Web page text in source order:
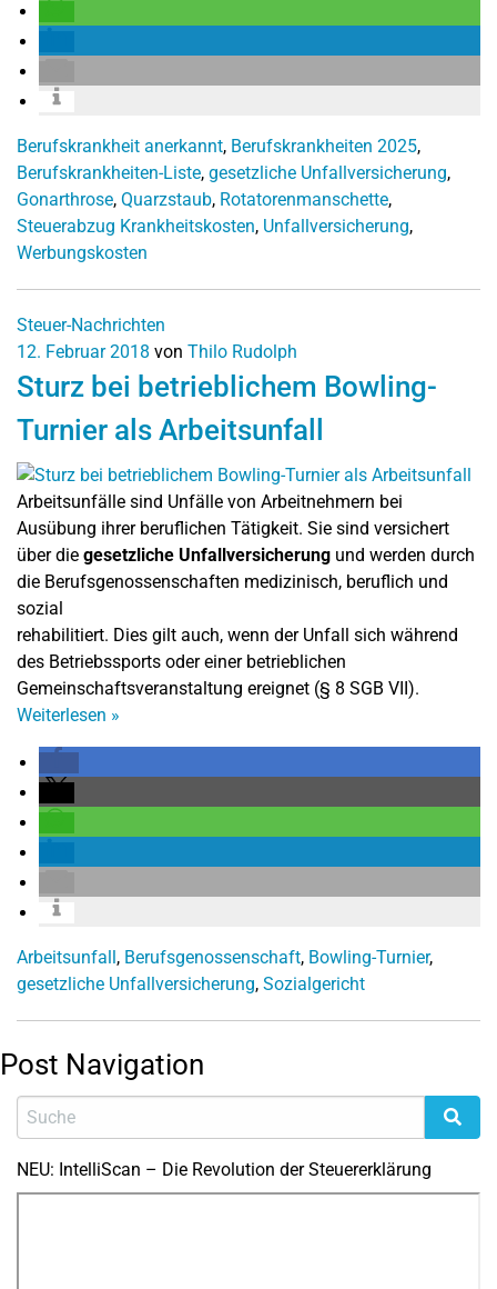
Berufskrankheit anerkannt, Berufskrankheiten 2025,
Berufskrankheiten-Liste, gesetzliche Unfallversicherung,
Gonarthrose, Quarzstaub, Rotatorenmanschette,
Steuerabzug Krankheitskosten, Unfallversicherung,
Werbungskosten
Steuer-Nachrichten
12. Februar 2018 von Thilo Rudolph
Sturz bei betrieblichem Bowling-
Turnier als Arbeitsunfall
Arbeitsunfälle sind Unfälle von Arbeitnehmern bei
Ausübung ihrer beruflichen Tätigkeit. Sie sind versichert
über die gesetzliche Unfallversicherung und werden durch
die Berufsgenossenschaften medizinisch, beruflich und
sozial
rehabilitiert. Dies gilt auch, wenn der Unfall sich während
des Betriebssports oder einer betrieblichen
Gemeinschaftsveranstaltung ereignet (§ 8 SGB VII).
Weiterlesen »
Arbeitsunfall, Berufsgenossenschaft, Bowling-Turnier,
gesetzliche Unfallversicherung, Sozialgericht
Post Navigation
NEU: IntelliScan – Die Revolution der Steuererklärung